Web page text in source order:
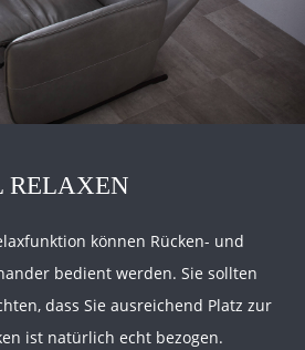
RELAXEN
können Rücken- und
bedient werden. Sie sollten
dass Sie ausreichend Platz zur
ist natürlich echt bezogen.